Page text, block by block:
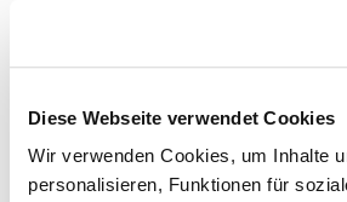
Diese Webseite verwendet Cookies
Wir verwenden Cookies, um Inhalte
personalisieren, Funktionen für